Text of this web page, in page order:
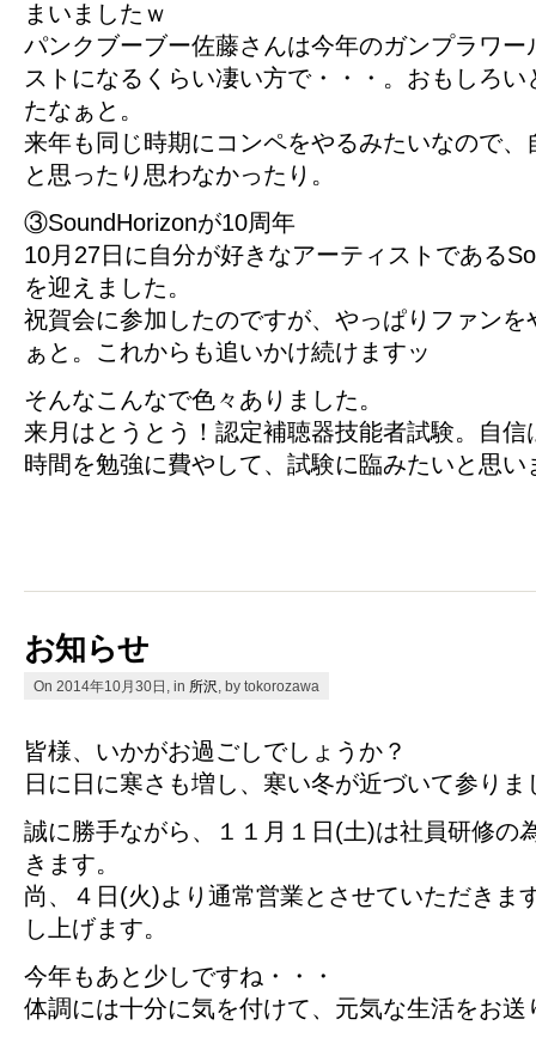
まいましたｗ
パンクブーブー佐藤さんは今年のガンプラワ
ストになるくらい凄い方で・・・。おもしろ
たなぁと。
来年も同じ時期にコンペをやるみたいなので
と思ったり思わなかったり。
③SoundHorizonが10周年
10月27日に自分が好きなアーティストである
を迎えました。
祝賀会に参加したのですが、やっぱりファン
ぁと。これからも追いかけ続けますッ
そんなこんなで色々ありました。
来月はとうとう！認定補聴器技能者試験。自
時間を勉強に費やして、試験に臨みたいと思い
お知らせ
On 2014年10月30日, in 所沢 , by tokorozawa
皆様、いかがお過ごしでしょうか？
日に日に寒さも増し、寒い冬が近づいて参りま
誠に勝手ながら、１１月１日(土)は社員研修の
きます。
尚、４日(火)より通常営業とさせていただきま
し上げます。
今年もあと少しですね・・・
体調には十分に気を付けて、元気な生活をお送